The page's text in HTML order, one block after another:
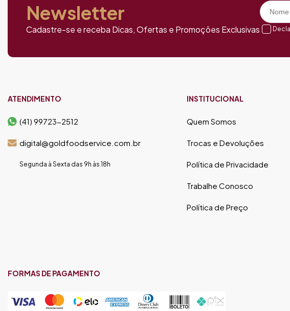
Newsletter
Cadastre-se e receba Dicas, Ofertas e Promoções Exclusivas
ATENDIMENTO
(41) 99723-2512
digital@goldfoodservice.com.br
Segunda à Sexta das 9h às 18h
INSTITUCIONAL
Quem Somos
Trocas e Devoluções
Política de Privacidade
Trabalhe Conosco
Política de Preço
FORMAS DE PAGAMENTO